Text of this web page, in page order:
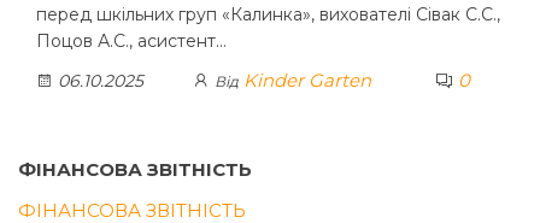
перед шкільних груп «Калинка», вихователі Сівак С.С.,
Поцов А.С., асистент…
06.10.2025
Від Kinder Garten 0
ФІНАНСОВА ЗВІТНІСТЬ
ФІНАНСОВА ЗВІТНІСТЬ